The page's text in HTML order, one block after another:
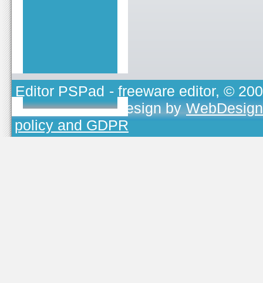
Editor PSPad - freeware editor, ©
TOJEONO.CZ, design by
policy and GDPR